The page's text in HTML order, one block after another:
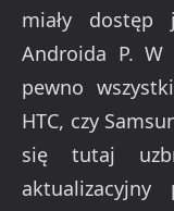
miały dostęp
Androida P.
pewno
HTC, czy
się tutaj